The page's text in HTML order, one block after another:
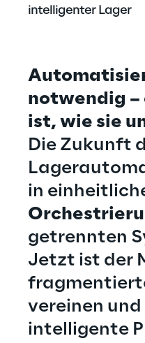
intelligenter Lager
notwendig –
ist, wie sie
Die Zukunft
in
getrennten
Jetzt ist der
vereinen
intelligente